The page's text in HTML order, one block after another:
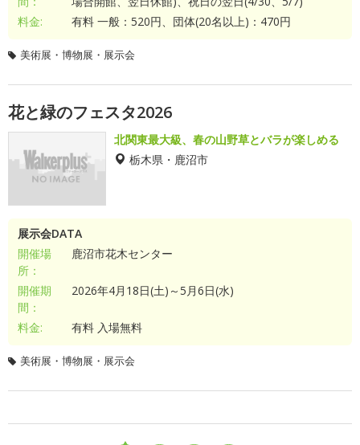
料金:
有料 一般：520円、団体(20名以上)：470円
美術展・博物展・展示会
花と緑のフェスタ2026
北関東最大級、春の山野草とバラが楽しめる
栃木県・鹿沼市
展示会DATA
開催場
所：
鹿沼市花木センター
開催期
間：
2026年4月18日(土)～5月6日(水)
料金: 有料 入場無料
美術展・博物展・展示会